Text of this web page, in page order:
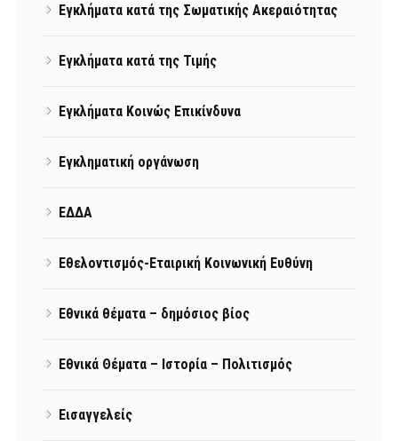
Εγκλήματα κατά της Σωματικής Ακεραιότητας
Εγκλήματα κατά της Τιμής
Εγκλήματα Κοινώς Επικίνδυνα
Εγκληματική οργάνωση
ΕΔΔΑ
Εθελοντισμός-Εταιρική Κοινωνική Ευθύνη
Εθνικά θέματα – δημόσιος βίος
Εθνικά Θέματα – Ιστορία – Πολιτισμός
Εισαγγελείς